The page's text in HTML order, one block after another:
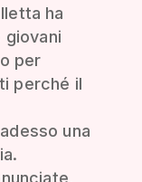
ha
giovani
per
perché il
una